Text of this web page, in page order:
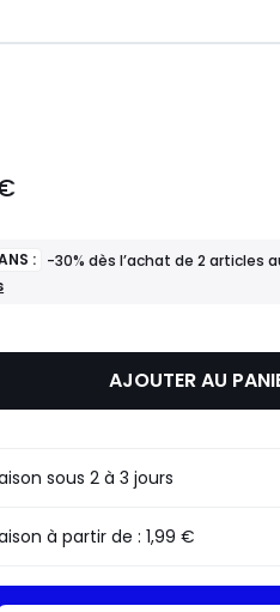
: -30% dès l’achat de 2 articles
AJOUTER AU
sous 2 à 3 jours
à partir de :1,99 €